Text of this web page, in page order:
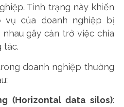
Tình trạng này khiến
vụ của doanh nghiệp bị
gây cản trở việc chia
tác.
doanh nghiệp thường
(Horizontal data silos):